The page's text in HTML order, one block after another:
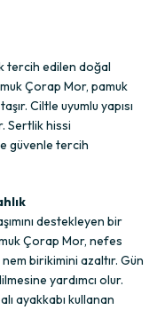
tercih edilen doğal
Çorap Mor, pamuk
Ciltle uyumlu yapısı
Sertlik hissi
güvenle tercih
destekleyen bir
Çorap Mor, nefes
birikimini azaltır. Gün
yardımcı olur.
ayakkabı kullanan